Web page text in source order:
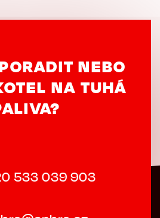
NEBO
NA TUHÁ
533 039 903